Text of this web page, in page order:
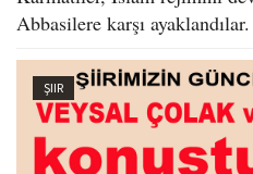
Abbasilere karşı
ŞIIR